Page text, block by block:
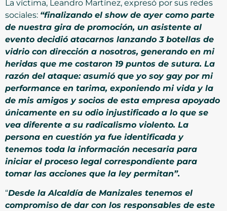
La víctima, Leandro Martínez, expresó por sus redes
sociales: “finalizando el show de ayer como parte
de nuestra gira de promoción, un asistente al
evento decidió atacarnos lanzando 3 botellas de
vidrio con dirección a nosotros, generando en mi
heridas que me costaron 19 puntos de sutura. La
razón del ataque: asumió que yo soy gay por mi
performance en tarima, exponiendo mi vida y la
de mis amigos y socios de esta empresa apoyado
únicamente en su odio injustificado a lo que se
vea diferente a su radicalismo violento. La
persona en cuestión ya fue identificada y
tenemos toda la información necesaria para
iniciar el proceso legal correspondiente para
tomar las acciones que la ley permitan”.
“Desde la Alcaldía de Manizales tenemos el
compromiso de dar con los responsables de este